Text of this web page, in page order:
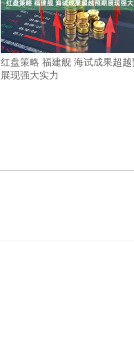
红盘策略 福建舰 海试成果超越
展现强大实力